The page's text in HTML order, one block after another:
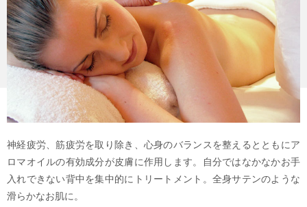
神経疲労、筋疲労を取り除き、心身のバランスを整えるとともにア
ロマオイルの有効成分が皮膚に作用します。自分ではなかなかお手
入れできない背中を集中的にトリートメント。全身サテンのような
滑らかなお肌に。